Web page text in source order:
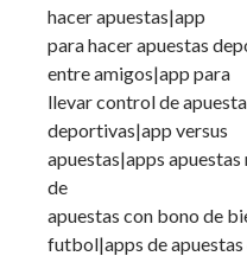
hacer apuestas|app
para hacer apuestas
entre amigos|app para
llevar control de
deportivas|app versus
apuestas|apps
de
apuestas con bono de
futbol|apps de